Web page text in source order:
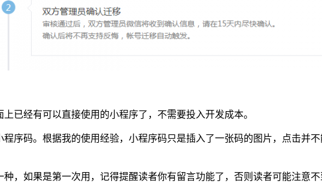
已经有可以直接使用的小程序了，不需要投入开发成本。
序码。根据我的使用经验，小程序码只是插入了一张码的图片，点击并
，如果是第一次用，记得提醒读者你有留言功能了，否则读者可能注意不